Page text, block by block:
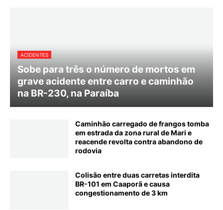
ACIDENTES
Sobe para três o número de mortos em
grave acidente entre carro e caminhão
na BR-230, na Paraíba
Caminhão carregado de frangos tomba
em estrada da zona rural de Mari e
reacende revolta contra abandono de
rodovia
Colisão entre duas carretas interdita
BR-101 em Caaporã e causa
congestionamento de 3 km